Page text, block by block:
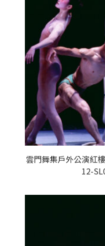
雲門舞集戶外公演紅
12-